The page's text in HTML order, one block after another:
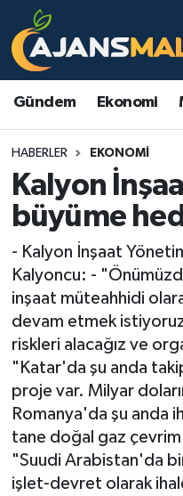
Gündem Ekonomi
HABERLER EKONOMI
Kalyon
büyüme
- Kalyon İnşaat
Kalyoncu: -
inşaat müteahhidi
devam etmek
riskleri alacağız ve
"Katar'da şu anda
proje var. Milyar
Romanya'da şu anda
tane doğal gaz
"Suudi Arabistan'da
işlet-devret olarak
Asayiş
Eğitim
Ekonomi
Gündem
Kadın
Kültür & Sanat
Magazin
Politika
Sağlık
Malatya Nöbetçi
Malatya Namaz
Malatya Trafik
TFF 3.Lig 2.Grup
Tüm Manşetler
Son Dakika
Haber Arşivi